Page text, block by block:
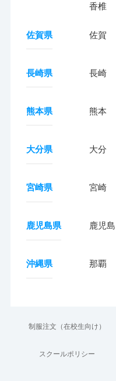
香椎
佐賀県 佐賀
長崎県 長崎
熊本県 熊本
大分県 大分
宮崎県 宮崎
鹿児島県 鹿児島
沖縄県 那覇
制服注文（在校生向け）
スクールポリシー